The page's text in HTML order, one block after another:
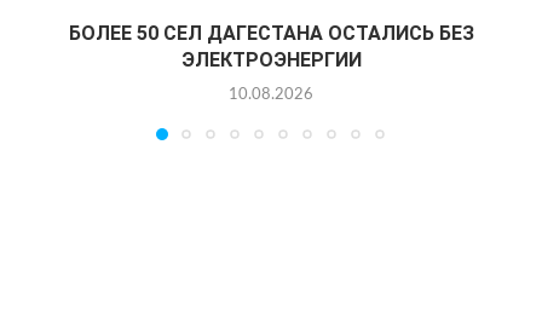
БОЛЕЕ 50 СЕЛ ДАГЕСТАНА ОСТАЛИСЬ БЕЗ
ЭЛЕКТРОЭНЕРГИИ
10.08.2026